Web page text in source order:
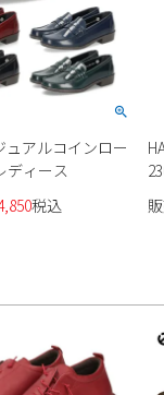
ュアルコインロー
ディース
税込